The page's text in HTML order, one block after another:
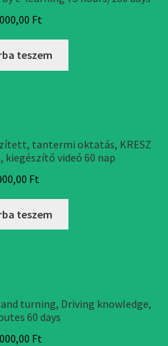
Ft
teszem
tantermi oktatás, KRESZ
videó 60 nap
Ft
teszem
turning, Driving knowledge,
60 days
Ft